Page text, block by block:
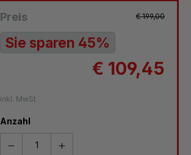
Preis € 199,00
Sie sparen 45%
€ 109,45
inkl. MwSt.
Anzahl